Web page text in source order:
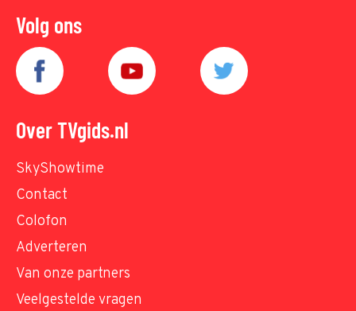
Volg ons
Over TVgids.nl
SkyShowtime
Contact
Colofon
Adverteren
Van onze partners
Veelgestelde vragen